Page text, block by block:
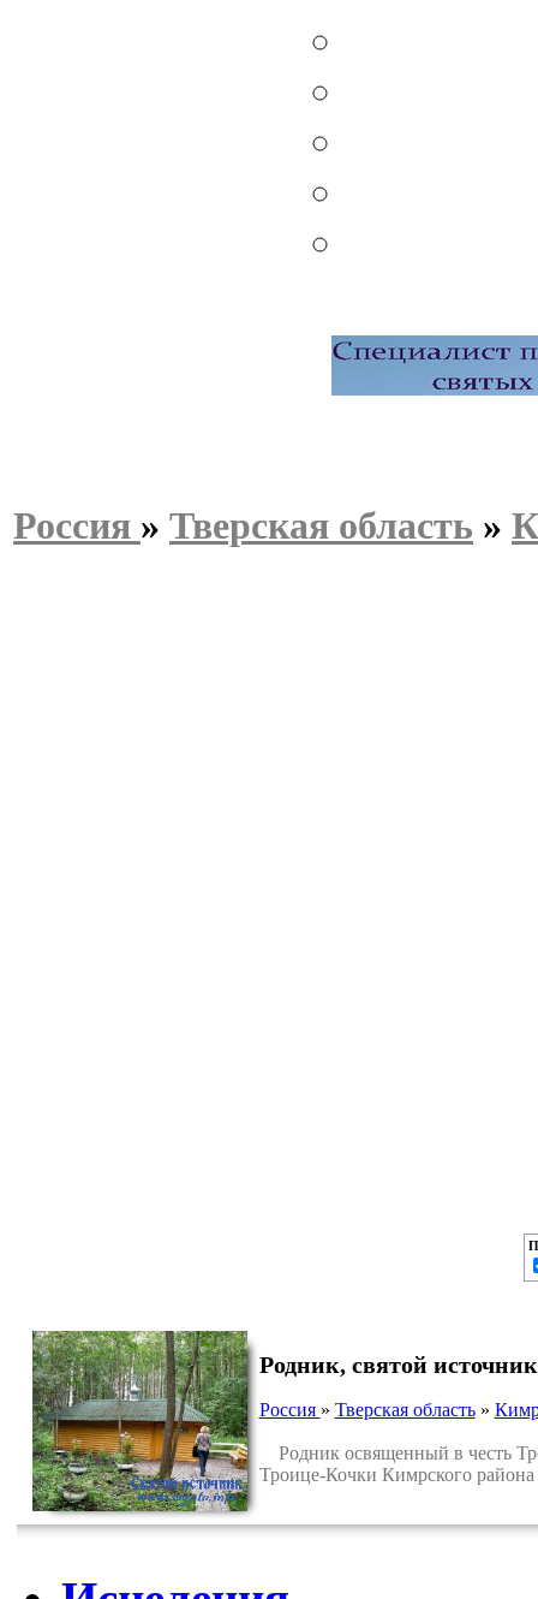
Россия » Тверская область »
Родник, святой
Россия » Тверская область»
Родник освященный в честь
Троице-Кочки Кимрского района